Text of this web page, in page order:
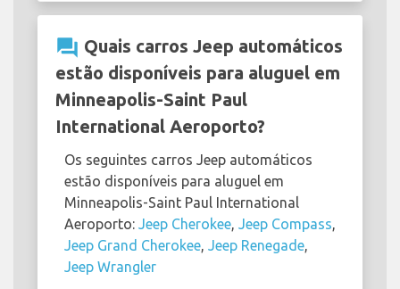
question_answer Quais carros Jeep automáticos
estão disponíveis para aluguel em
Minneapolis-Saint Paul
International Aeroporto?
Os seguintes carros Jeep automáticos
estão disponíveis para aluguel em
Minneapolis-Saint Paul International
Aeroporto: Jeep Cherokee, Jeep Compass,
Jeep Grand Cherokee, Jeep Renegade,
Jeep Wrangler